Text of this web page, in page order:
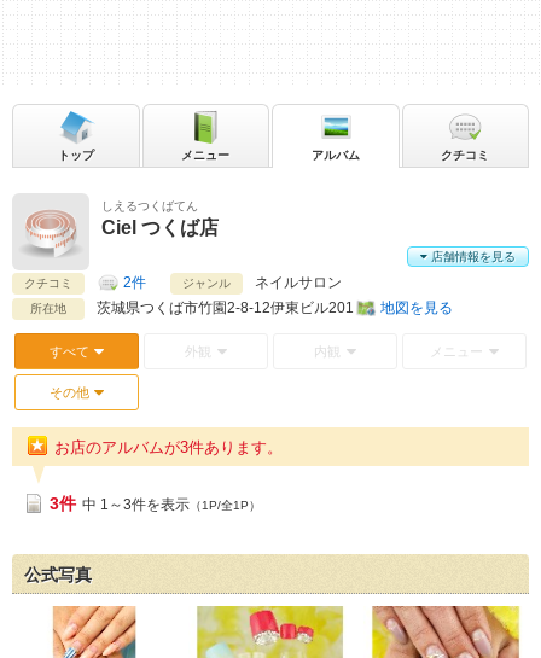
しえるつくばてん
Ciel つくば店
クチコミ 2件 ジャンル ネイルサロン
所在地 茨城県つくば市竹園2-8-12伊東ビル201 地図を見る
店舗情報を見る
トップ メニュー アルバム クチコミ
すべて 外観 内観 メニュー
その他
お店のアルバムが3件あります。
3件 中 1～3件を表示 （1P/全1P）
公式写真